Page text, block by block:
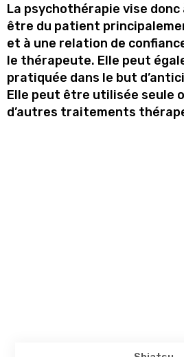
La psychothérapie vise
être du patient
et à une relation de
le thérapeute. Elle peut
pratiquée dans le but
Elle peut être utilisée seule
d’autres traitements